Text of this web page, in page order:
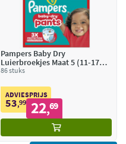
Pampers Baby Dry
Luierbroekjes Maat 5 (11-17
kg)
86 stuks
ADVIESPRIJS
53,99 22,69